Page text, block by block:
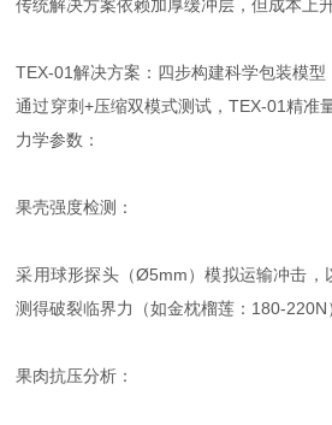
传统解决方案依赖加厚缓冲层，但成本上
TEX-01解决方案：四步构建科学包装模型
通过穿刺+压缩双模式测试，TEX-01精准
力学参数：
果壳强度检测：
采用球形探头（Ø5mm）模拟运输冲击，
测得破裂临界力（如金枕榴莲：180-220N
果肉抗压分析：